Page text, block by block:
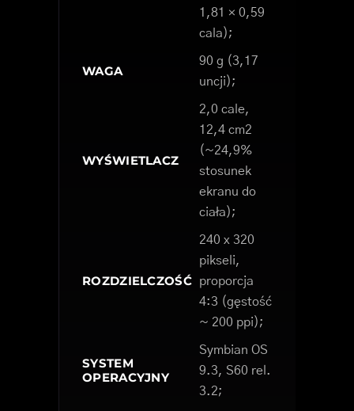
1,81 × 0,59
cala);
WAGA
90 g (3,17
uncji);
WYŚWIETLACZ
2,0 cale,
12,4 cm2
(~24,9%
stosunek
ekranu do
ciała);
ROZDZIELCZOŚĆ
240 x 320
pikseli,
proporcja
4:3 (gęstość
~ 200 ppi);
SYSTEM
OPERACYJNY
Symbian OS
9.3, S60 rel.
3.2;